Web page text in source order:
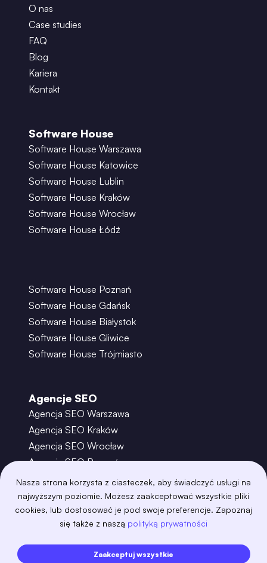
Nasza strona korzysta z ciasteczek, aby świadczyć usługi na
najwyższym poziomie. Możesz zaakceptować wszystkie pliki
cookies, lub dostosować je pod swoje preferencje. Zapoznaj
się także z naszą polityką prywatności
Zaakceptuj wszystkie
O nas
Case studies
FAQ
Blog
Kariera
Kontakt
Software House
Software House Warszawa
Software House Katowice
Software House Lublin
Software House Kraków
Software House Wrocław
Software House Łódź
Software House Poznań
Software House Gdańsk
Software House Białystok
Software House Gliwice
Software House Trójmiasto
Agencje SEO
Agencja SEO Warszawa
Agencja SEO Kraków
Agencja SEO Wrocław
Agencja SEO Poznań
Agencja SEO Gdańsk
Agencja SEO Toruń